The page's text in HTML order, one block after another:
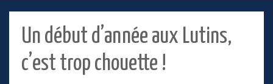
Un début d’année aux Lutins,
c’est trop chouette !